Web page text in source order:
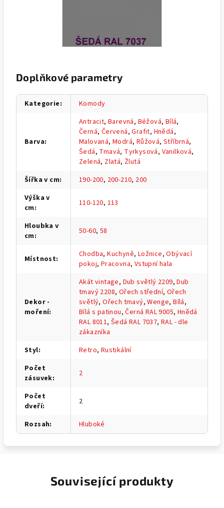
Doplňkové parametry
Kategorie: Komody
Barva:
Antracit,Barevná, Béžová, Bílá,
Černá, Červená,Grafit, Hnědá,
Malovaná,Modrá, Růžová,Stříbrná,
Šedá, Tmavá, Tyrkysová, Vanilková,
Zelená, Zlatá, Žlutá
Šířka v cm: 190-200, 200-210, 200
Výška v
cm: 110-120, 113
Hloubka v
cm: 50-60, 58
Místnost: Chodba,Kuchyně, Ložnice,Obývací
pokoj, Pracovna, Vstupní hala
Dekor -
moření:
Akát vintage, Dub světlý 2209,Dub
tmavý 2208, Ořech střední, Ořech
světlý,Ořech tmavý,Wenge,Bílá,
Bílá s patinou,Černá RAL 9005, Hnědá
RAL 8011,Šedá RAL 7037,RAL - dle
zákazníka
Styl: Retro, Rustikální
Počet
zásuvek: 2
Počet
dveří: 2
Rozsah: Hluboké
Související produkty